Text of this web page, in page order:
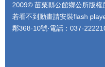
2009© 苗栗縣公館鄉公所版權
若看不到動畫請安裝flash
鄰368-10號‧電話：037-